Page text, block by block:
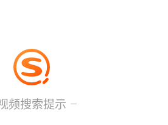
频搜索提示